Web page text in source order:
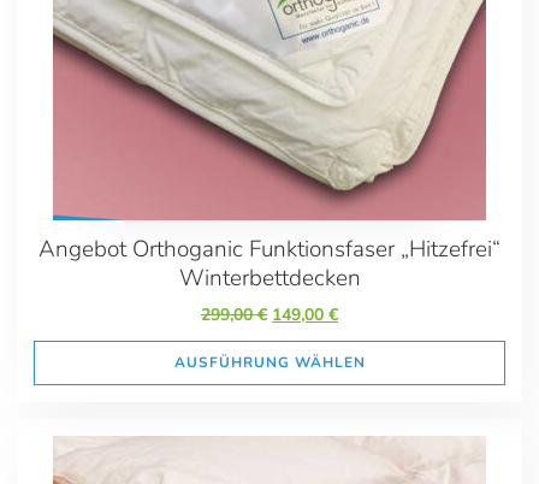
Angebot Orthoganic Funktionsfaser „Hitzefrei“
Winterbettdecken
299,00€ Ursprünglicher
Preis
war:
299,00 €
149,00 €Aktueller
Preis
ist:
149,00 €.
AUSFÜHRUNG WÄHLEN